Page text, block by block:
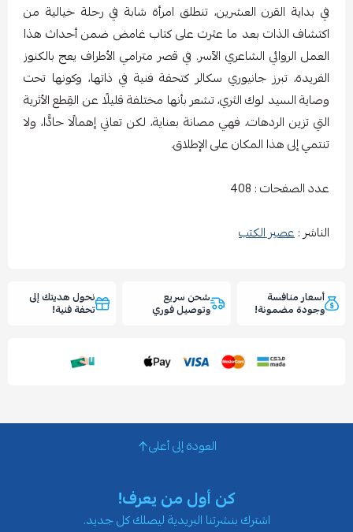
في بداية القرن العشرين، تنطلق امرأة شابة في رحلة خيالية من
اكتشاف الذات بعد ما عثرت على كتاب غامض ضمن أحداث هذا
العمل الروائي الشاعري الآسر. في قصر مترامي الأطراف يعج بالكنوز
الفريدة، تبرز جانيوري سكالر كتحفة فنية في ذاتها، وكونها تحت
وصاية السيد لوك الثري، تشعر بأنها مختلفة قليلًا عن القِطع الأثرية
التي تزين الردهات، فهي مصانة بعناية، لكن تعاني إهمالًا حادًّا، ولا
تنتمي إلى هذا المكان على الإطلاق.
عدد الصفحات : 408
الناشر :عصير الكتب
أسعار منافسة
وجودة مضمونة!
شحن سريع
وتوصيل فوري
نحول هديتك إلى
تحفة فنية!
العودة إلى أعلى
كن أول من يعرف!
اشترك بنشرتنا البريدية ليصلك كل جديد.